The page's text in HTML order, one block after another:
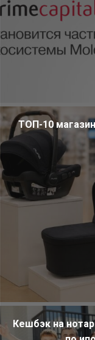
ТОП-10
Кешбэк на